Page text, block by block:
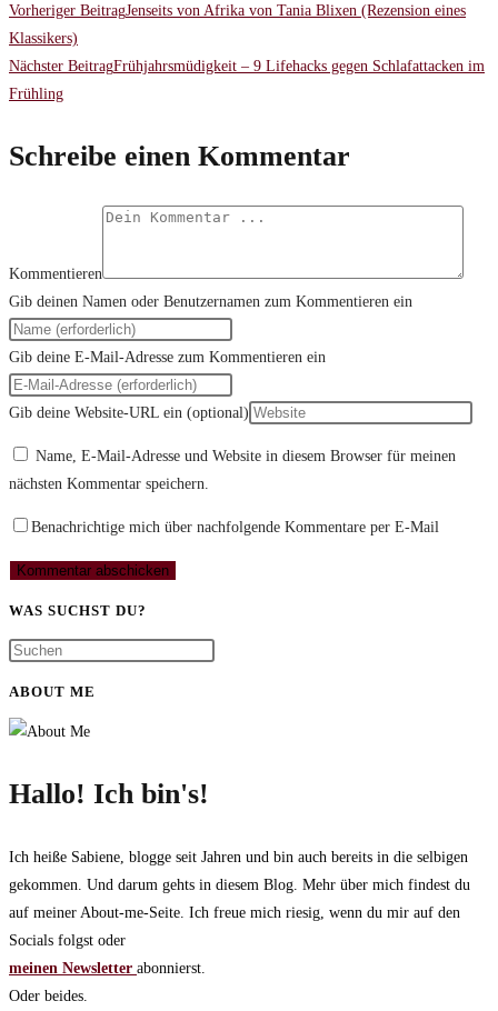
Vorheriger BeitragJenseits von Afrika von Tania Blixen (Rezension eines
Klassikers)
Nächster BeitragFrühjahrsmüdigkeit – 9 Lifehacks gegen Schlafattacken im
Frühling
Schreibe einen Kommentar
Kommentieren
Gib deinen Namen oder Benutzernamen zum Kommentieren ein
Gib deine E-Mail-Adresse zum Kommentieren ein
Gib deine Website-URL ein (optional)
Name, E-Mail-Adresse und Website in diesem Browser für meinen
nächsten Kommentar speichern.
Benachrichtige mich über nachfolgende Kommentare per E-Mail
WAS SUCHST DU?
ABOUT ME
Hallo! Ich bin's!
Ich heiße Sabiene, blogge seit Jahren und bin auch bereits in die selbigen
gekommen. Und darum gehts in diesem Blog. Mehr über mich findest du
auf meiner About-me-Seite. Ich freue mich riesig, wenn du mir auf den
Socials folgst oder
meinen Newsletter abonnierst.
Oder beides.